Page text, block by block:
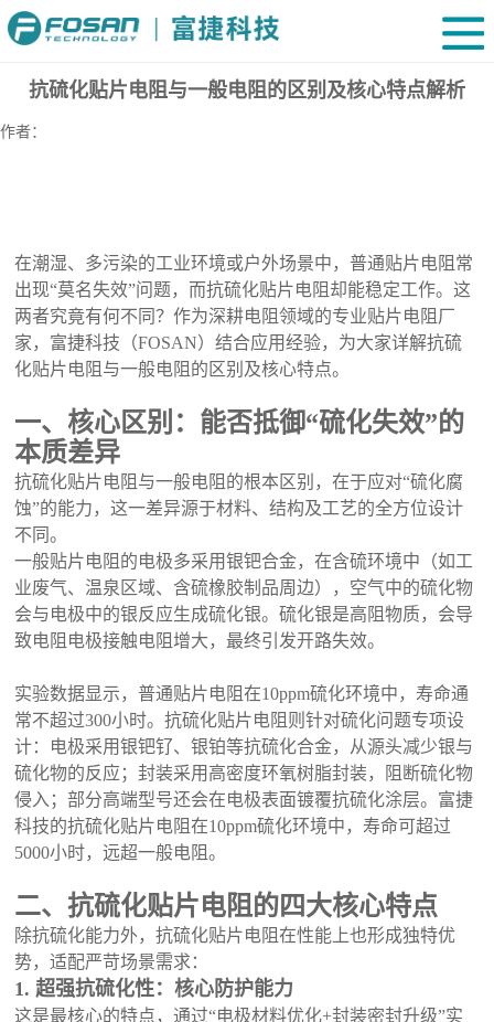
抗硫化贴片电阻与一般电阻的区别及核心特点解析
作者：
在潮湿、多污染的工业环境或户外场景中，普通贴片电阻常
出现“莫名失效”问题，而抗硫化贴片电阻却能稳定工作。这
两者究竟有何不同？作为深耕电阻领域的专业贴片电阻厂
家，富捷科技（FOSAN）结合应用经验，为大家详解抗硫
化贴片电阻与一般电阻的区别及核心特点。
一、核心区别：能否抵御“硫化失效”的
本质差异
抗硫化贴片电阻与一般电阻的根本区别，在于应对“硫化腐
蚀”的能力，这一差异源于材料、结构及工艺的全方位设计
不同。
一般贴片电阻的电极多采用银钯合金，在含硫环境中（如工
业废气、温泉区域、含硫橡胶制品周边），空气中的硫化物
会与电极中的银反应生成硫化银。硫化银是高阻物质，会导
致电阻电极接触电阻增大，最终引发开路失效。
实验数据显示，普通贴片电阻在10ppm硫化环境中，寿命通
常不超过300小时。抗硫化贴片电阻则针对硫化问题专项设
计：电极采用银钯钌、银铂等抗硫化合金，从源头减少银与
硫化物的反应；封装采用高密度环氧树脂封装，阻断硫化物
侵入；部分高端型号还会在电极表面镀覆抗硫化涂层。富捷
科技的抗硫化贴片电阻在10ppm硫化环境中，寿命可超过
5000小时，远超一般电阻。
二、抗硫化贴片电阻的四大核心特点
除抗硫化能力外，抗硫化贴片电阻在性能上也形成独特优
势，适配严苛场景需求：
1. 超强抗硫化性：核心防护能力
这是最核心的特点，通过“电极材料优化+封装密封升级”实